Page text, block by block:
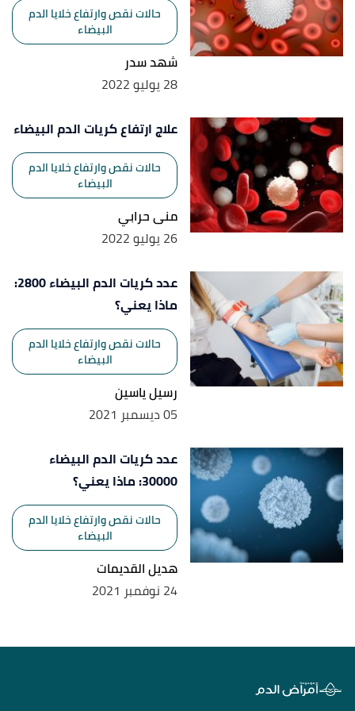
حالات نقص وارتفاع خلايا الدم
البيضاء
شهد سدر
28 يوليو 2022
علاج ارتفاع كريات الدم البيضاء
حالات نقص وارتفاع خلايا الدم
البيضاء
منى حرابي
26 يوليو 2022
عدد كريات الدم البيضاء 2800:
ماذا يعني؟
حالات نقص وارتفاع خلايا الدم
البيضاء
رسيل ياسين
05 ديسمبر 2021
عدد كريات الدم البيضاء
30000: ماذا يعني؟
حالات نقص وارتفاع خلايا الدم
البيضاء
هديل القديمات
24 نوفمبر 2021